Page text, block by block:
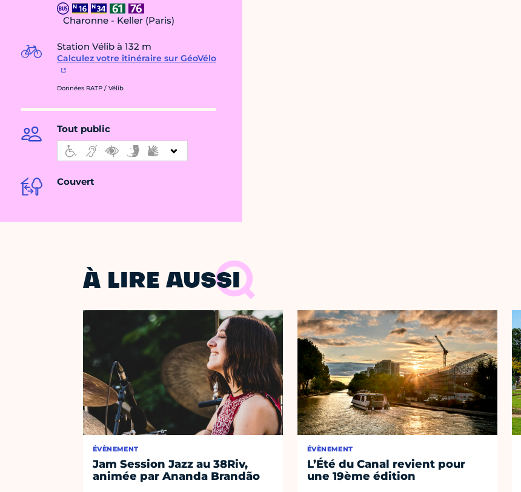
Charonne - Keller (Paris)
Station Vélib à 132 m
Calculez votre itinéraire sur GéoVélo
Données RATP / Vélib
Tout public
Couvert
À LIRE AUSSI
ÉVÈNEMENT
Jam Session Jazz au 38Riv,
animée par Ananda Brandão
ÉVÈNEMENT
L’Été du Canal revient pour
une 19ème édition